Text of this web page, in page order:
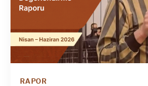
RAPOR